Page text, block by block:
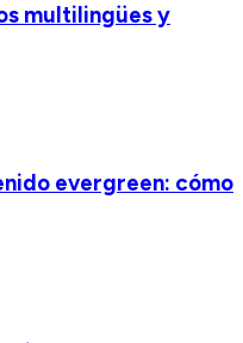
multilingües y
evergreen: cómo